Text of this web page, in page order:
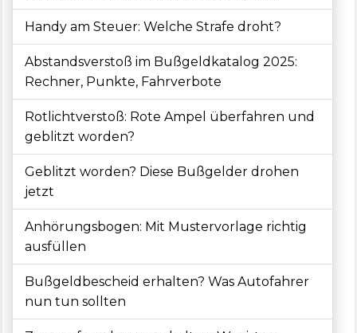
Handy am Steuer: Welche Strafe droht?
Abstandsverstoß im Bußgeldkatalog 2025:
Rechner, Punkte, Fahrverbote
Rotlichtverstoß: Rote Ampel überfahren und
geblitzt worden?
Geblitzt worden? Diese Bußgelder drohen
jetzt
Anhörungsbogen: Mit Mustervorlage richtig
ausfüllen
Bußgeldbescheid erhalten? Was Autofahrer
nun tun sollten